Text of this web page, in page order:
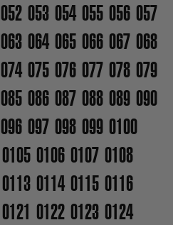
052 053 054 055 056 057
063 064 065 066 067 068
074 075 076 077 078 079
085 086 087 088 089 090
096 097 098 099 0100
0105 0106 0107 0108
0113 0114 0115 0116
0121 0122 0123 0124